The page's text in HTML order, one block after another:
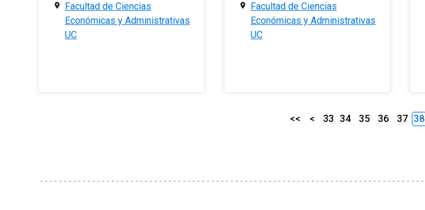
Facultad de Ciencias
Económicas y Administrativas
UC
Facultad de Ciencias
Económicas y Administrativas
UC
<< < 33 34 35 36 37 38